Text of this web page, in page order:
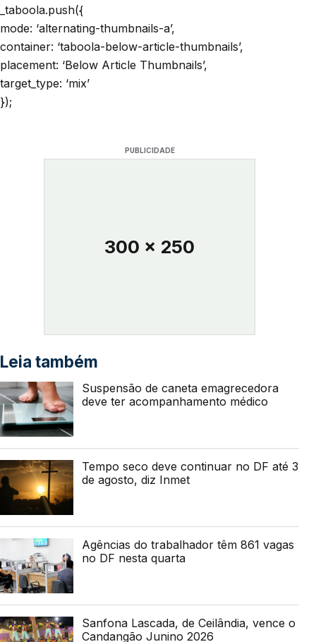
_taboola.push({
mode: ‘alternating-thumbnails-a’,
container: ‘taboola-below-article-thumbnails’,
placement: ‘Below Article Thumbnails’,
target_type: ‘mix’
});
PUBLICIDADE
300 x 250
Leia também
Suspensão de caneta emagrecedora
deve ter acompanhamento médico
Tempo seco deve continuar no DF até 3
de agosto, diz Inmet
Agências do trabalhador têm 861 vagas
no DF nesta quarta
Sanfona Lascada, de Ceilândia, vence o
Candangão Junino 2026